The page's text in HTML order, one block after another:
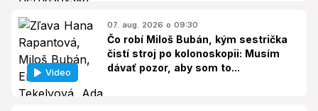
Video
07. aug. 2026 o 09:30
Čo robí Miloš Bubán, kým sestrička
čistí stroj po kolonoskopii: Musím
dávať pozor, aby som to...